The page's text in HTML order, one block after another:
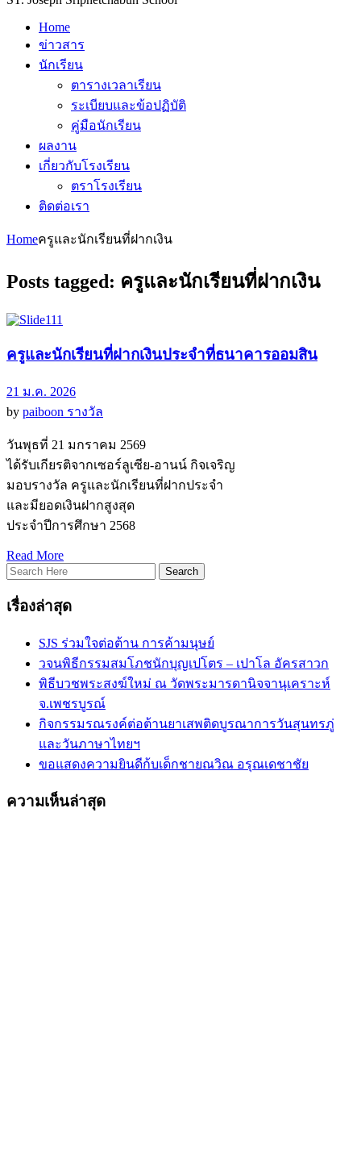
Home
ข่าวสาร
นักเรียน
ตารางเวลาเรียน
ระเบียบและข้อปฏิบัติ
คู่มือนักเรียน
ผลงาน
เกี่ยวกับโรงเรียน
ตราโรงเรียน
ติดต่อเรา
Homeครูและนักเรียนที่ฝากเงิน
Posts tagged: ครูและนักเรียนที่ฝากเงิน
ครูและนักเรียนที่ฝากเงินประจำที่ธนาคารออมสิน
21 ม.ค. 2026
by paiboon รางวัล
วันพุธที่ 21 มกราคม 2569
ได้รับเกียรติจากเซอร์ลูเซีย-อานน์ กิจเจริญ
มอบรางวัล ครูและนักเรียนที่ฝากประจำ
และมียอดเงินฝากสูงสุด
ประจำปีการศึกษา 2568
Read More
เรื่องล่าสุด
SJS ร่วมใจต่อต้าน การค้ามนุษย์
วจนพิธีกรรมสมโภชนักบุญเปโตร – เปาโล อัครสาวก
พิธีบวชพระสงฆ์ใหม่ ณ วัดพระมารดานิจจานุเคราะห์
จ.เพชรบูรณ์
กิจกรรมรณรงค์ต่อต้านยาเสพติดบูรณาการวันสุนทรภู่
และวันภาษาไทยฯ
ขอแสดงความยินดีก้บเด็กชายณวิณ อรุณเดชาชัย
ความเห็นล่าสุด